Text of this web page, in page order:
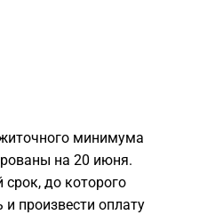
минимума
на 20 июня.
до которого
произвести оплату